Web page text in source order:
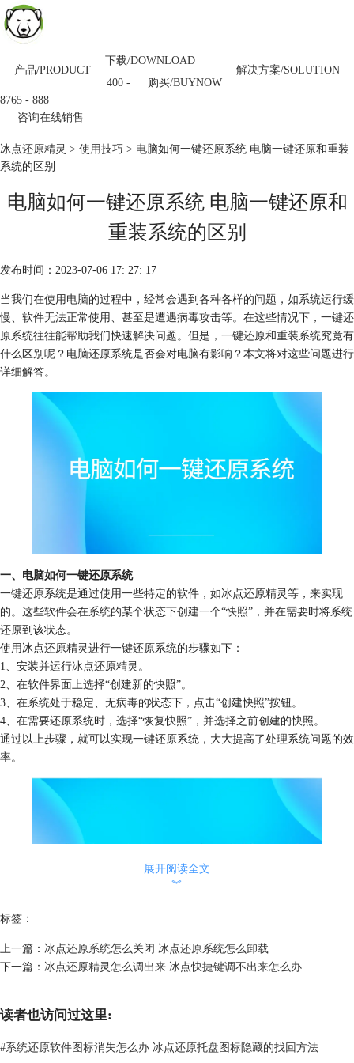
产品/PRODUCT 解决方案/SOLUTION
下载/DOWNLOAD
购买/BUYNOW
400 -
8765 - 888
咨询在线销售
冰点还原精灵 > 使用技巧 > 电脑如何一键还原系统 电脑一键还原和重装
系统的区别
电脑如何一键还原系统 电脑一键还原和
重装系统的区别
发布时间：2023-07-06 17: 27: 17
当我们在使用电脑的过程中，经常会遇到各种各样的问题，如系统运行缓
慢、软件无法正常使用、甚至是遭遇病毒攻击等。在这些情况下，一键还
原系统往往能帮助我们快速解决问题。但是，一键还原和重装系统究竟有
什么区别呢？电脑还原系统是否会对电脑有影响？本文将对这些问题进行
详细解答。
一、电脑如何一键还原系统
一键还原系统是通过使用一些特定的软件，如冰点还原精灵等，来实现
的。这些软件会在系统的某个状态下创建一个“快照”，并在需要时将系统
还原到该状态。
使用冰点还原精灵进行一键还原系统的步骤如下：
1、安装并运行冰点还原精灵。
2、在软件界面上选择“创建新的快照”。
3、在系统处于稳定、无病毒的状态下，点击“创建快照”按钮。
4、在需要还原系统时，选择“恢复快照”，并选择之前创建的快照。
通过以上步骤，就可以实现一键还原系统，大大提高了处理系统问题的效
率。
二、电脑一键还原和重装系统的区别
装系统则是完全删除现有的操作系统，并安装一个新的操作系统。
系统和其他软件。而重装系统则需要更多的时间和精力，包括备份数据、
展开阅读全文
︾
标签：
上一篇： 冰点还原系统怎么关闭 冰点还原系统怎么卸载
下一篇： 冰点还原精灵怎么调出来 冰点快捷键调不出来怎么办
读者也访问过这里:
#系统还原软件图标消失怎么办 冰点还原托盘图标隐藏的找回方法